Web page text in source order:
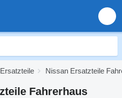
Nissan Ersatzteile
Fahrerhaus